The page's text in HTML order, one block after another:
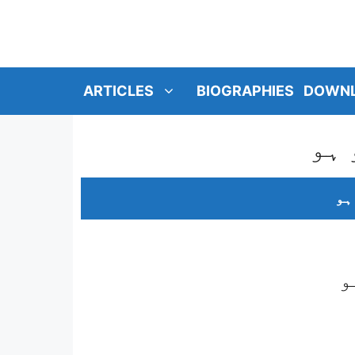
CONTENT
ARTICLES BIOGRAPHIES
ہو